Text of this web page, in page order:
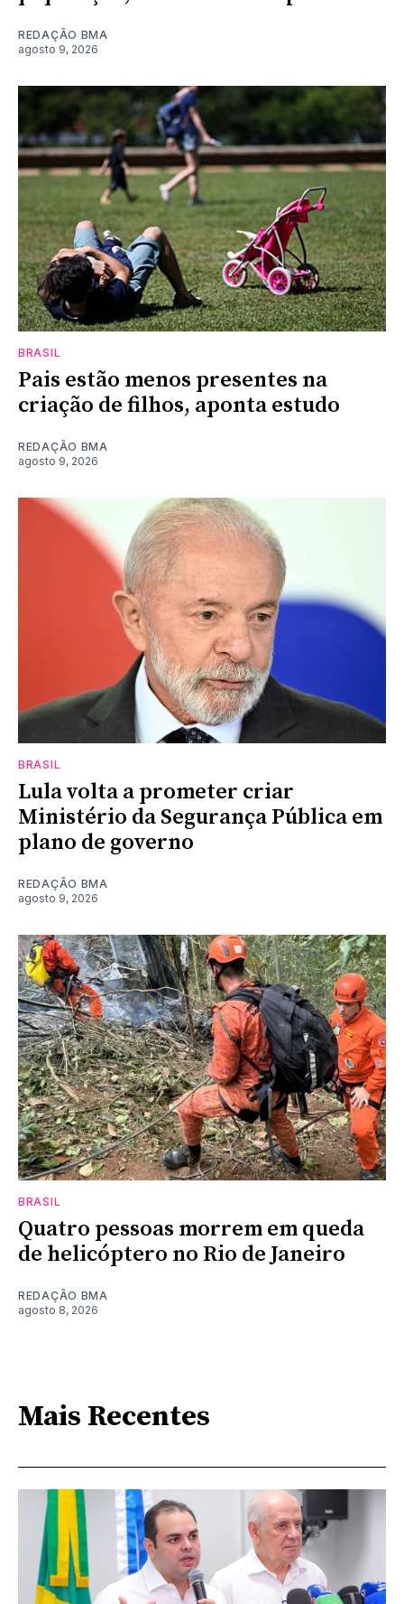
REDAÇÃO BMA
agosto 9, 2026
BRASIL
Pais estão menos presentes na
criação de filhos, aponta estudo
REDAÇÃO BMA
agosto 9, 2026
BRASIL
Lula volta a prometer criar
Ministério da Segurança Pública em
plano de governo
REDAÇÃO BMA
agosto 9, 2026
BRASIL
Quatro pessoas morrem em queda
de helicóptero no Rio de Janeiro
REDAÇÃO BMA
agosto 8, 2026
Mais Recentes